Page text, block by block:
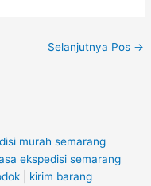
Selanjutnya Pos →
murah semarang
ekspedisi semarang
kirim barang